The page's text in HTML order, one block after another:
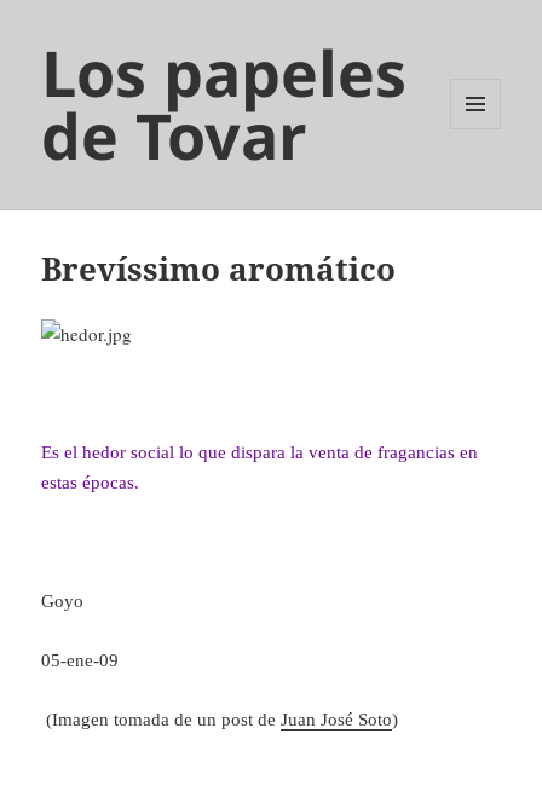
Los papeles
de Tovar
Brevíssimo aromático
Es el hedor social lo que dispara la venta de fragancias en
estas épocas.
Goyo
05-ene-09
(Imagen tomada de un post deJuan José Soto)